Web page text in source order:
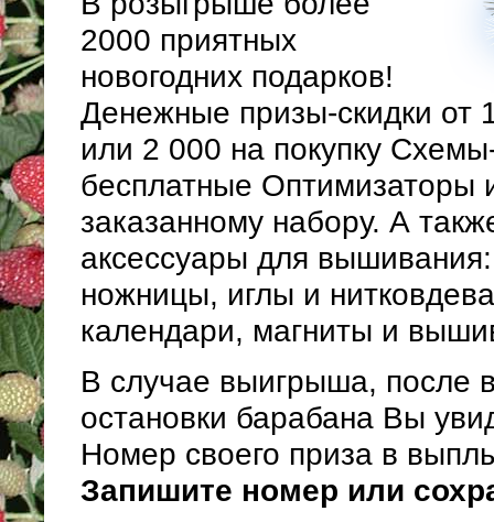
2000 приятных
новогодних подарков!
Денежные призы-скидки от
или 2 000 на покупку
бесплатные Оптимизаторы
заказанному набору. А
аксессуары для
ножницы, иглы и
календари, магниты и
В случае выигрыша, после
остановки барабана Вы
Номер своего приза в
Запишите номер или